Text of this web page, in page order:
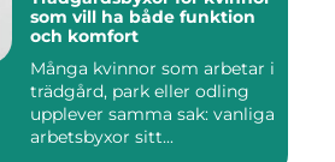
som vill ha både funktion
och komfort
Många kvinnor som arbetar i
trädgård, park eller odling
upplever samma sak: vanliga
arbetsbyxor sitt...